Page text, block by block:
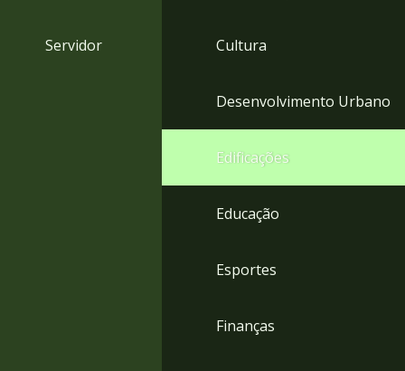
Servidor Cultura
Desenvolvimento Urbano
Edificações
Educação
Esportes
Finanças